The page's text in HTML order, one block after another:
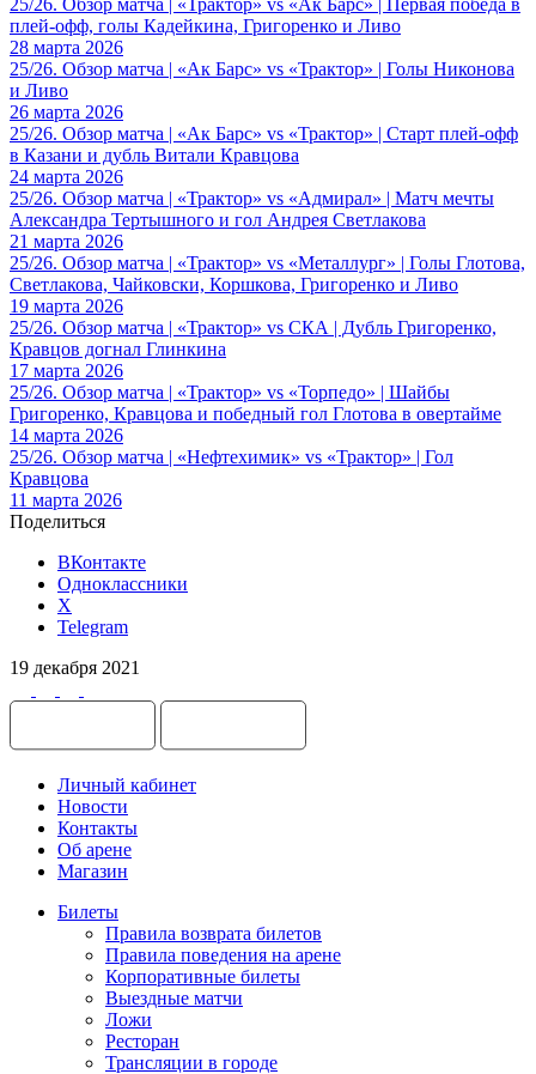
плей-офф, голы Кадейкина, Григоренко и Ливо
28 марта 2026
25/26. Обзор матча | «Ак Барс» vs «Трактор» | Голы Никонова
и Ливо
26 марта 2026
25/26. Обзор матча | «Ак Барс» vs «Трактор» | Старт плей-офф
в Казани и дубль Витали Кравцова
24 марта 2026
25/26. Обзор матча | «Трактор» vs «Адмирал» | Матч мечты
Александра Тертышного и гол Андрея Светлакова
21 марта 2026
25/26. Обзор матча | «Трактор» vs «Металлург» | Голы Глотова,
Светлакова, Чайковски, Коршкова, Григоренко и Ливо
19 марта 2026
25/26. Обзор матча | «Трактор» vs СКА | Дубль Григоренко,
Кравцов догнал Глинкина
17 марта 2026
25/26. Обзор матча | «Трактор» vs «Торпедо» | Шайбы
Григоренко, Кравцова и победный гол Глотова в овертайме
14 марта 2026
25/26. Обзор матча | «Нефтехимик» vs «Трактор» | Гол
Кравцова
11 марта 2026
Поделиться
ВКонтакте
Одноклассники
X
Telegram
19 декабря 2021
Личный кабинет
Новости
Контакты
Об арене
Магазин
Билеты
Правила возврата билетов
Правила поведения на арене
Корпоративные билеты
Выездные матчи
Ложи
Ресторан
Трансляции в городе